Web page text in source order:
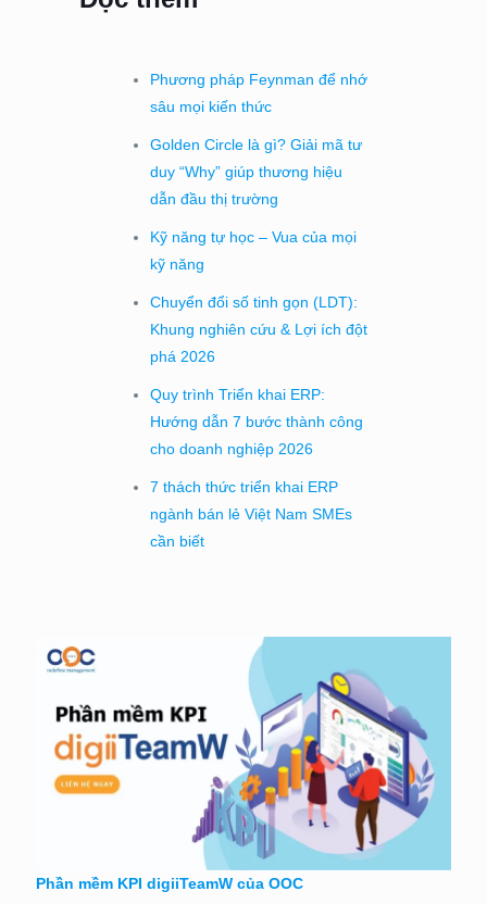
Phương pháp Feynman để nhớ
sâu mọi kiến thức
Golden Circle là gì? Giải mã tư
duy “Why” giúp thương hiệu
dẫn đầu thị trường
Kỹ năng tự học – Vua của mọi
kỹ năng
Chuyển đổi số tinh gọn (LDT):
Khung nghiên cứu & Lợi ích đột
phá 2026
Quy trình Triển khai ERP:
Hướng dẫn 7 bước thành công
cho doanh nghiệp 2026
7 thách thức triển khai ERP
ngành bán lẻ Việt Nam SMEs
cần biết
Phần mềm KPI digiiTeamW của OOC